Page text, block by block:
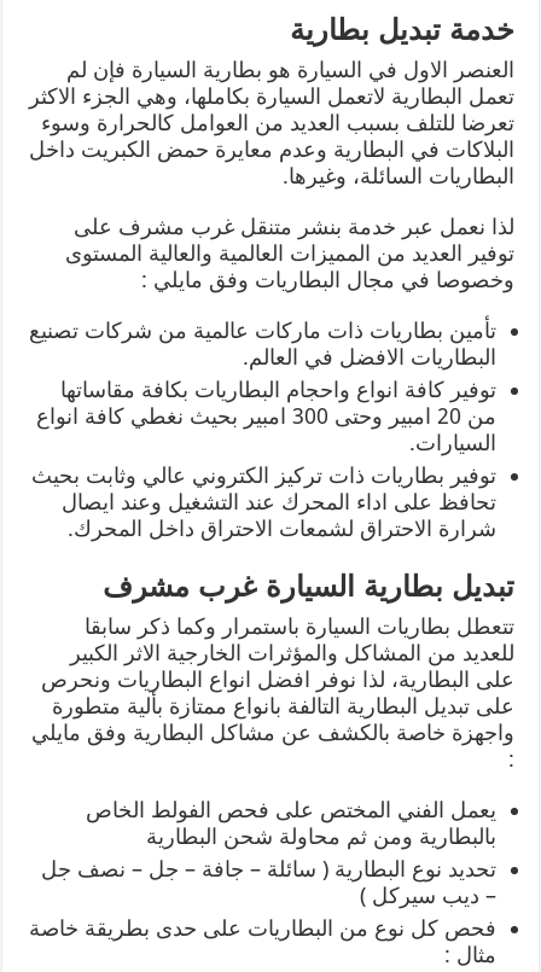
خدمة تبديل بطارية
العنصر الاول في السيارة هو بطارية السيارة فإن لم
تعمل البطارية لاتعمل السيارة بكاملها، وهي الجزء الاكثر
تعرضا للتلف بسبب العديد من العوامل كالحرارة وسوء
البلاكات في البطارية وعدم معايرة حمض الكبريت داخل
البطاريات السائلة، وغيرها.
لذا نعمل عبر خدمة بنشر متنقل غرب مشرف على
توفير العديد من المميزات العالمية والعالية المستوى
وخصوصا في مجال البطاريات وفق مايلي :
تأمين بطاريات ذات ماركات عالمية من شركات تصنيع
البطاريات الافضل في العالم.
توفير كافة انواع واحجام البطاريات بكافة مقاساتها
من 20 امبير وحتى 300 امبير بحيث نغطي كافة انواع
السيارات.
توفير بطاريات ذات تركيز الكتروني عالي وثابت بحيث
تحافظ على اداء المحرك عند التشغيل وعند ايصال
شرارة الاحتراق لشمعات الاحتراق داخل المحرك.
تبديل بطارية السيارة غرب مشرف
تتعطل بطاريات السيارة باستمرار وكما ذكر سابقا
للعديد من المشاكل والمؤثرات الخارجية الاثر الكبير
على البطارية، لذا نوفر افضل انواع البطاريات ونحرص
على تبديل البطارية التالفة بانواع ممتازة بألية متطورة
واجهزة خاصة بالكشف عن مشاكل البطارية وفق مايلي
:
يعمل الفني المختص على فحص الفولط الخاص
بالبطارية ومن ثم محاولة شحن البطارية
تحديد نوع البطارية ( سائلة – جافة – جل – نصف جل
– ديب سيركل )
فحص كل نوع من البطاريات على حدى بطريقة خاصة
مثال :